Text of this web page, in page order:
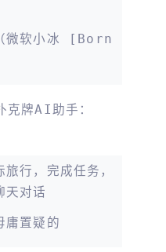
微软小冰 [born
克牌AI助手：
行，完成任务，
天对话
庸置疑的